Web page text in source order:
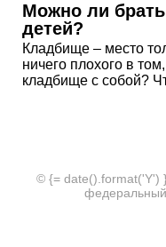
Можно ли
детей?
Кладбище – место
ничего плохого в
кладбище с собой?
© {= date().format('Y')